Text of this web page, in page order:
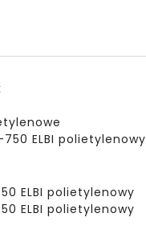
ELBI polietylenowy